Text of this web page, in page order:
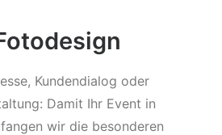
Kundendialog oder
Damit Ihr Event in
wir die besonderen